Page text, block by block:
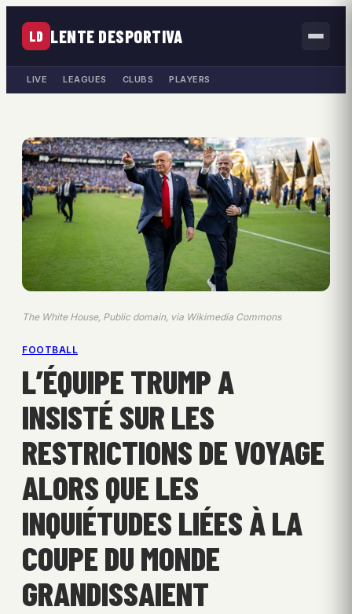
LD LENTE DESPORTIVA
LIVE LEAGUES CLUBS PLAYERS
The White House, Public domain, via Wikimedia Commons
FOOTBALL
L’ÉQUIPE TRUMP A
INSISTÉ SUR LES
RESTRICTIONS DE VOYAGE
ALORS QUE LES
INQUIÉTUDES LIÉES À LA
COUPE DU MONDE
GRANDISSAIENT